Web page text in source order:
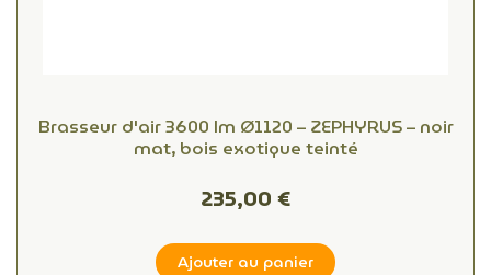
Brasseur d'air 3600 lm Ø1120 – ZEPHYRUS – noir
mat, bois exotique teinté
235,00 €
Ajouter au panier